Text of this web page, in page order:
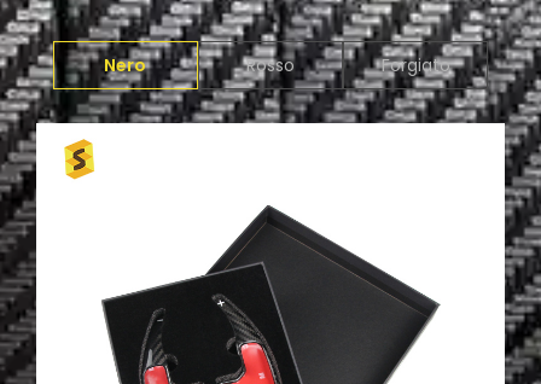
Nero Rosso Forgiato